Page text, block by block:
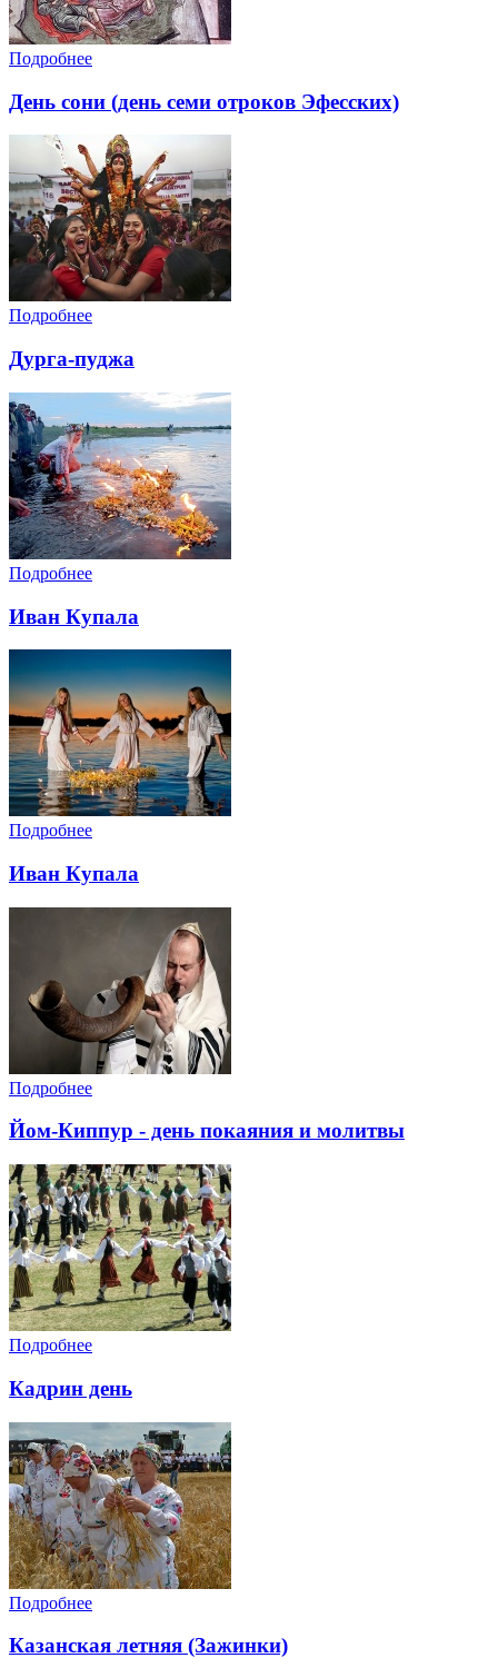
Подробнее
День сони (день семи отроков Эфесских)
Подробнее
Дурга-пуджа
Подробнее
Иван Купала
Подробнее
Иван Купала
Подробнее
Йом-Киппур - день покаяния и молитвы
Подробнее
Кадрин день
Подробнее
Казанская летняя (Зажинки)